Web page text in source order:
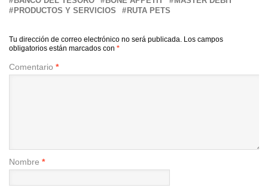
PRODUCTOS Y SERVICIOS
RUTA PETS
Tu dirección de correo electrónico no será publicada. Los campos
obligatorios están marcados con *
Comentario *
Nombre *